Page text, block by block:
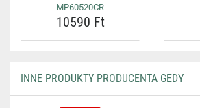
MP60520CR
10590 Ft
INNE PRODUKTY PRODUCENTA GEDY